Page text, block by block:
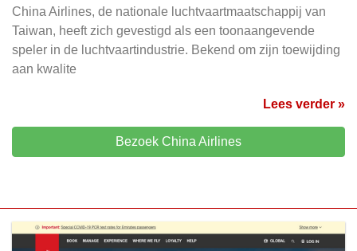
China Airlines, de nationale luchtvaartmaatschappij van
Taiwan, heeft zich gevestigd als een toonaangevende
speler in de luchtvaartindustrie. Bekend om zijn toewijding
aan kwalite
Lees verder »
Bezoek China Airlines